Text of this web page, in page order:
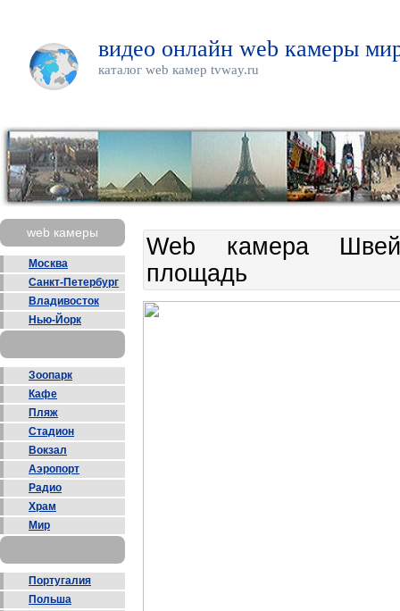
видео онлайн web камеры
каталог web камер tvway.ru
web камеры
Москва
Санкт-Петербург
Владивосток
Нью-Йорк
Зоопарк
Кафе
Пляж
Стадион
Вокзал
Аэропорт
Радио
Храм
Мир
Португалия
Польша
Web камера
площадь